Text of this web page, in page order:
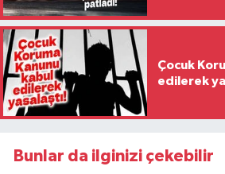
Çocuk
edilerek
Bunlar da ilginizi çekebilir